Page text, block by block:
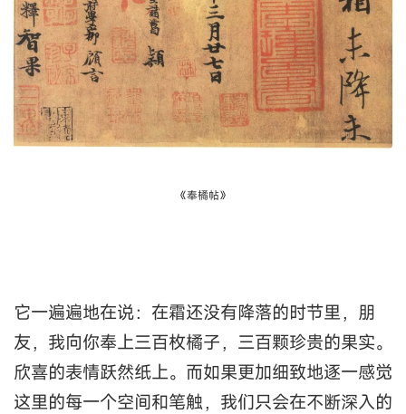
《奉橘帖》
它一遍遍地在说：在霜还没有降落的时节里，朋
友，我向你奉上三百枚橘子，三百颗珍贵的果实。
欣喜的表情跃然纸上。而如果更加细致地逐一感觉
这里的每一个空间和笔触，我们只会在不断深入的